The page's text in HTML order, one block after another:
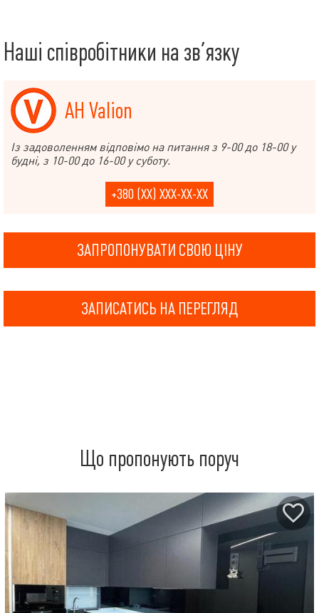
Наші співробітники на зв’язку
АН Valion
Із задоволенням відповімо на питання з 9-00 до 18-00 у
будні, з 10-00 до 16-00 у суботу.
+380 (XX) XXX-XX-XX
ЗАПРОПОНУВАТИ СВОЮ ЦІНУ
ЗАПИСАТИСЬ НА ПЕРЕГЛЯД
Що пропонують поруч